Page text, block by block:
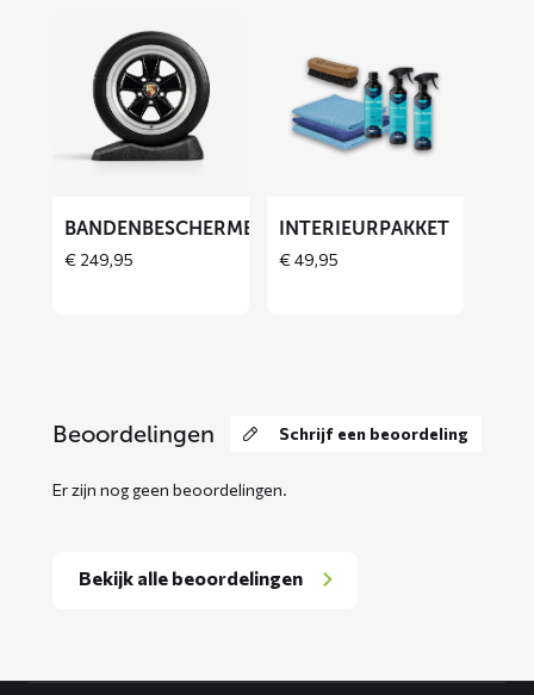
Bandenbeschermers
BANDENBESCHERMERS
€ 249,95
Interieurpakket
INTERIEURPAKKET
€49,95
Beoordelingen Schrijf een beoordeling
Er zijn nog geen beoordelingen.
Bekijk alle beoordelingen